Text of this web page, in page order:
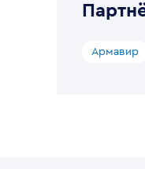
Армавир